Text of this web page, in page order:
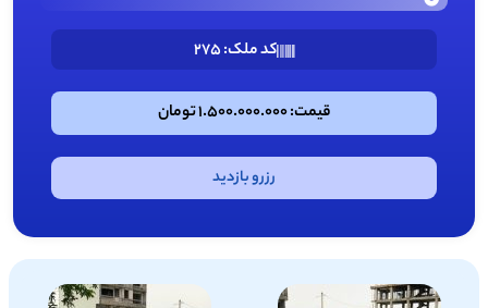
کد ملک: 275
قیمت: 1.500.000.000 تومان
رزرو بازدید